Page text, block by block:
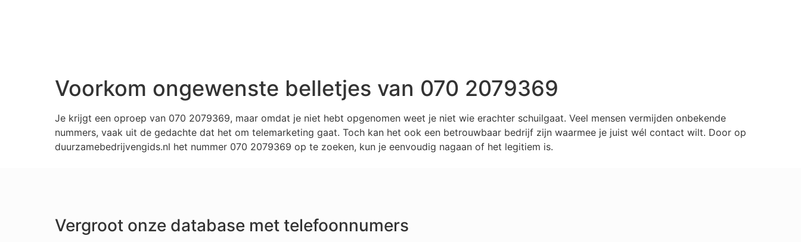
Voorkom ongewenste belletjes van 070 2079369
Je krijgt een oproep van 070 2079369, maar omdat je niet hebt opgenomen weet je niet wie erachter schuilgaat. Veel mensen vermijden onbekende
nummers, vaak uit de gedachte dat het om telemarketing gaat. Toch kan het ook een betrouwbaar bedrijf zijn waarmee je juist wél contact wilt. Door op
duurzamebedrijvengids.nl het nummer 070 2079369 op te zoeken, kun je eenvoudig nagaan of het legitiem is.
Vergroot onze database met telefoonnumers